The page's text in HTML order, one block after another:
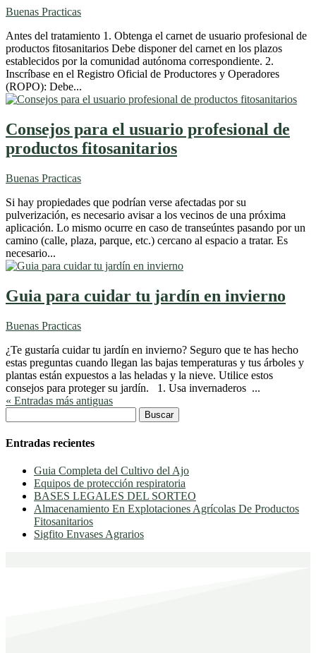
Buenas Practicas
Antes del tratamiento 1. Obtenga el carnet de usuario profesional de
productos fitosanitarios Debe disponer del carnet en los plazos
establecidos por la comunidad autónoma correspondiente. 2.
Inscríbase en el Registro Oficial de Productores y Operadores
(ROPO): Debe...
Consejos para el usuario profesional de
productos fitosanitarios
Buenas Practicas
Si hay propiedades que podrían verse afectadas por su
pulverización, es necesario avisar a los vecinos de una próxima
aplicación. Lo mismo ocurre en caso de transeúntes pasando por un
camino (calle, plaza, parque, etc.) cercano al espacio a tratar. Es
necesario...
Guia para cuidar tu jardín en invierno
Buenas Practicas
¿Te gustaría cuidar tu jardín en invierno? Seguro que te has hecho
estas preguntas cuando llegan las bajas temperaturas y tus árboles y
plantas están expuestos a las heladas y la nieve. Utilice estos
consejos para proteger su jardín. 1. Usa invernaderos ...
« Entradas más antiguas
Entradas recientes
Guia Completa del Cultivo del Ajo
Equipos de protección respiratoria
BASES LEGALES DEL SORTEO
Almacenamiento En Explotaciones Agrícolas De Productos
Fitosanitarios
Sigfito Envases Agrarios